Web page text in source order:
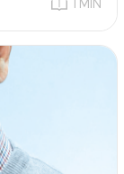
1 MIN